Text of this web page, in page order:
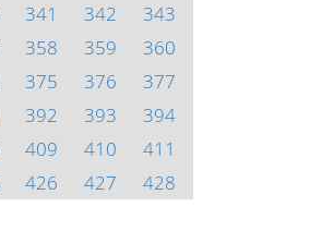
341 342
343
358 359
360
375 376
377
392 393
394
409 410
411
426 427
428